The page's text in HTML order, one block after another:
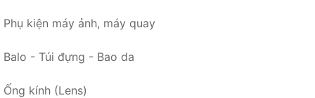
Phụ kiện máy ảnh, máy quay
Balo - Túi đựng - Bao da
Ống kính (Lens)